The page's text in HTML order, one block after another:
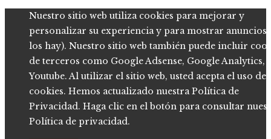
Nuestro sitio web utiliza cookies para mejorar y
personalizar su experiencia y para mostrar anuncios
los hay). Nuestro sitio web también puede incluir
de terceros como Google Adsense, Google Analytics,
Youtube. Al utilizar el sitio web, usted acepta el uso de
cookies. Hemos actualizado nuestra Política de
Privacidad. Haga clic en el botón para consultar
Política de privacidad.